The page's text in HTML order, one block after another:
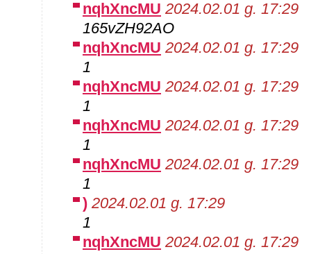
nqhXncMU 2024.02.01 g. 17:29
165vZH92AO
nqhXncMU 2024.02.01 g. 17:29
1
nqhXncMU 2024.02.01 g. 17:29
1
nqhXncMU 2024.02.01 g. 17:29
1
nqhXncMU 2024.02.01 g. 17:29
1
) 2024.02.01 g. 17:29
1
nqhXncMU 2024.02.01 g. 17:29